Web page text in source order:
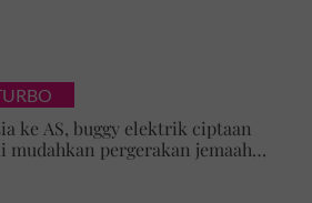
ke AS, buggy elektrik ciptaan
pergerakan jemaah